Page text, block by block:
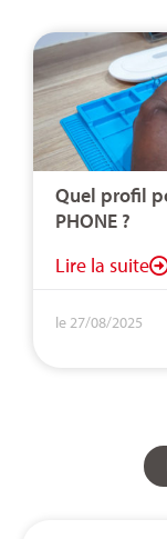
Quel profil
PHONE ?
Lire la suite
le 27/08/2025